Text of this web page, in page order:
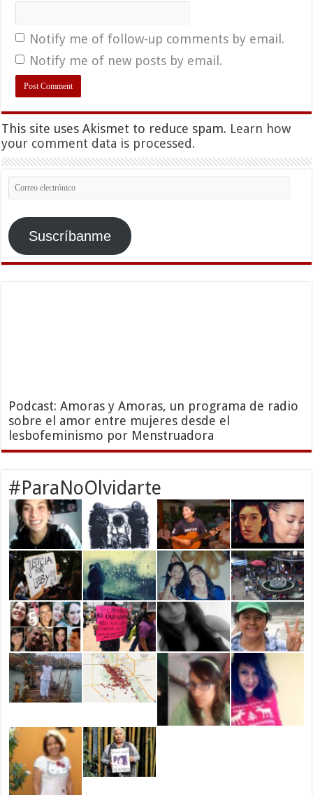
Notify me of follow-up comments by email.
Notify me of new posts by email.
This site uses Akismet to reduce spam. Learn how
your comment data is processed.
Correo
electrónico
Suscríbanme
Podcast: Amoras y Amoras, un programa de radio
sobre el amor entre mujeres desde el
lesbofeminismo por Menstruadora
#ParaNoOlvidarte